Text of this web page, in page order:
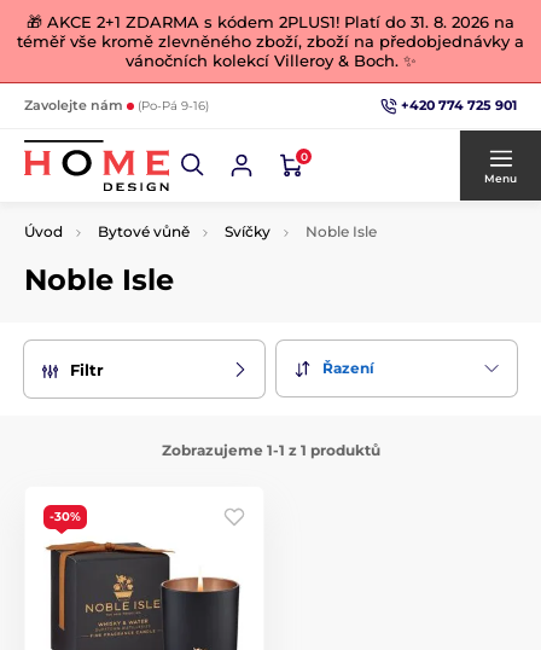
🎁 AKCE 2+1 ZDARMA s kódem 2PLUS1! Platí do 31. 8. 2026 na
téměř vše kromě zlevněného zboží, zboží na předobjednávky a
vánočních kolekcí Villeroy & Boch. ✨
Zavolejte nám (Po-Pá 9-16) +420 774 725 901
0
Menu
Úvod Bytové vůně Svíčky Noble Isle
Noble Isle
Filtr Řazení
Zobrazujeme 1-1 z 1 produktů
-30%